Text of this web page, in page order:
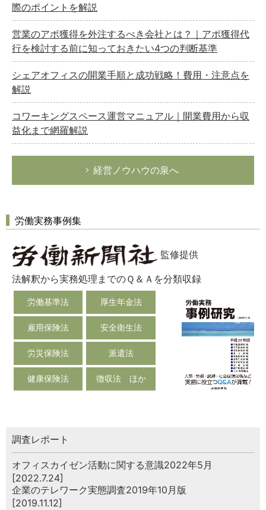
際のポイントを解説
営業のアポ獲得を外注するべき会社とは？｜アポ獲得代
行を検討する前に知っておきたい4つの判断基準
シェアオフィスの開業手順と成功戦略！費用・注意点を
解説
コワーキングスペース運営マニュアル｜開業費用から収
益化まで網羅解説
経営ノウハウの泉へ
労働実務事例集
監修提供
法解釈から実務処理までのＱ＆Ａを分類収録
労働基準法 厚生年金法
雇用保険法 安全衛生法
労災保険法 派遣法
健康保険法 徴収法 ほか
調査レポート
オフィスカイゼン活動に関する意識2022年5月
[2022.7.24]
企業のテレワーク実態調査2019年10月版
[2019.11.12]